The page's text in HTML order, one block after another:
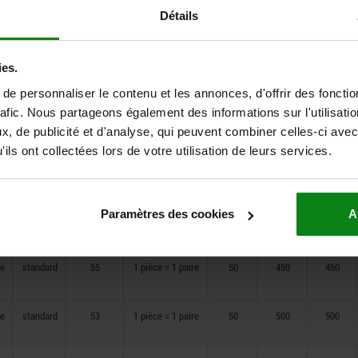
Détails
personnaliser le contenu et les annonces, d'offrir des
Nous partageons également des informations sur
de publicité et d'analyse, qui peuvent combiner celles-ci
ont collectées lors de votre utilisation de leurs services.
Paramètres des cookies
charge par
Type de
standard 53 1 pièce = 1 paire 50 300 300
1 pièce = 1 paire 50
standard 55 1 pièce = 1 paire 50 450 450
standard 53 1 pièce = 1 paire 50 500 500